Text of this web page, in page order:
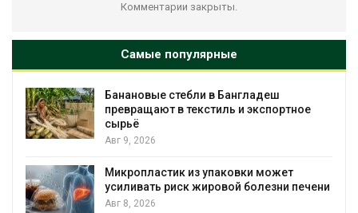
Комментарии закрыты.
Самые популярные
Банановые стебли в Бангладеш
превращают в текстиль и экспортное
сырьё
Авг 9, 2026
Микропластик из упаковки может
усиливать риск жировой болезни печени
Авг 8, 2026